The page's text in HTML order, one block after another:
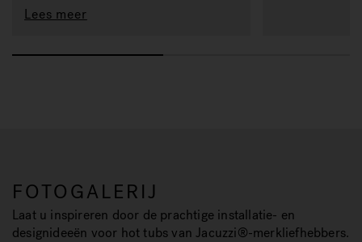
Lees meer
FOTOGALERIJ
Laat u inspireren door de prachtige installatie- en
designideeën voor hot tubs van Jacuzzi®-merkliefhebbers.